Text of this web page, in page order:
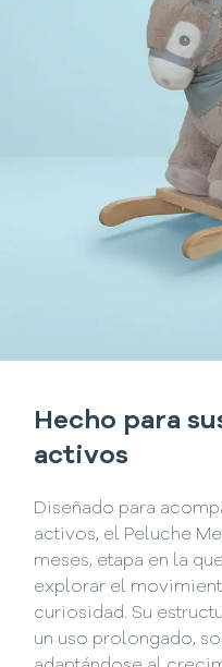
Hecho para
activos
Diseñado para
activos, el Peluche
meses, etapa en la
explorar el
curiosidad. Su
un uso prolongado,